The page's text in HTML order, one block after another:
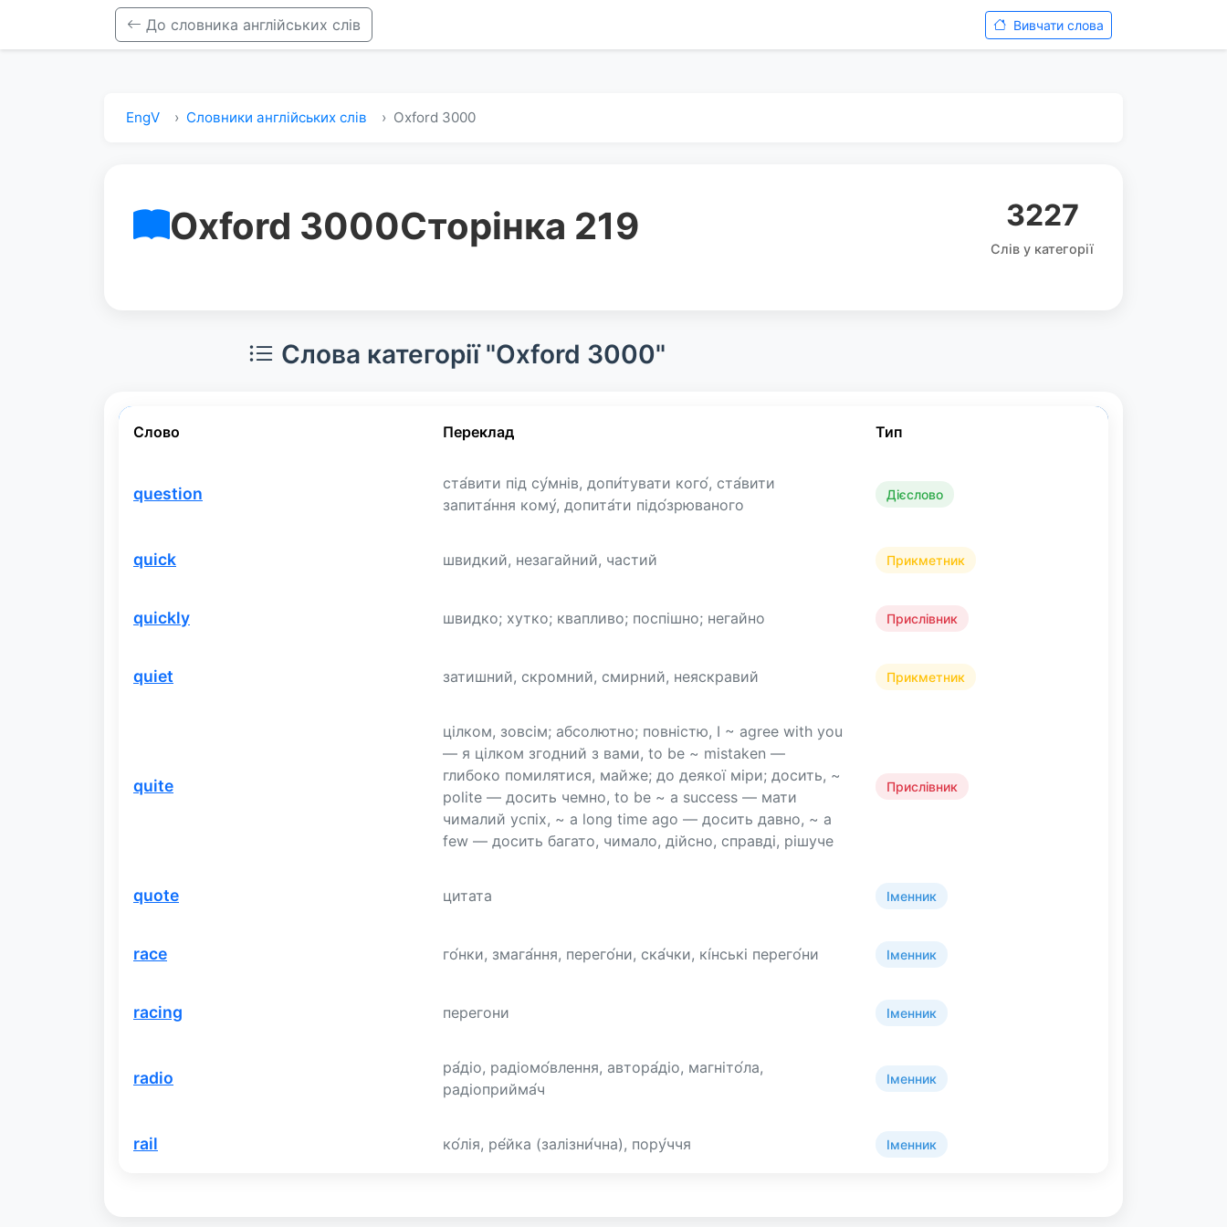
До словника англійських слів Вивчати слова
EngV Словники англійських слів Oxford 3000
Oxford 3000Сторінка 219 3227
Слів у категорії
Слова категорії "Oxford 3000"
Слово Переклад Тип
question
ста́вити під су́мнів, допи́тувати кого́, ста́вити
запита́ння кому́, допита́ти підо́зрюваного
Дієслово
quick швидкий, незагайний, частий Прикметник
quickly швидко; хутко; квапливо; поспішно; негайно Прислівник
quiet затишний, скромний, смирний, неяскравий Прикметник
quite
цілком, зовсім; абсолютно; повністю, I ~ agree with you
— я цілком згодний з вами, to be ~ mistaken —
глибоко помилятися, майже; до деякої міри; досить, ~
polite — досить чемно, to be ~ a success — мати
чималий успіх, ~ a long time ago — досить давно, ~ a
few — досить багато, чимало, дійсно, справді, рішуче
Прислівник
quote цитата Іменник
race го́нки, змага́ння, перего́ни, ска́чки, кі́нські перего́ни Іменник
racing перегони Іменник
radio
ра́діо, радіомо́влення, автора́діо, магніто́ла,
радіоприйма́ч
Іменник
rail ко́лія, ре́йка (залізни́чна), пору́ччя Іменник